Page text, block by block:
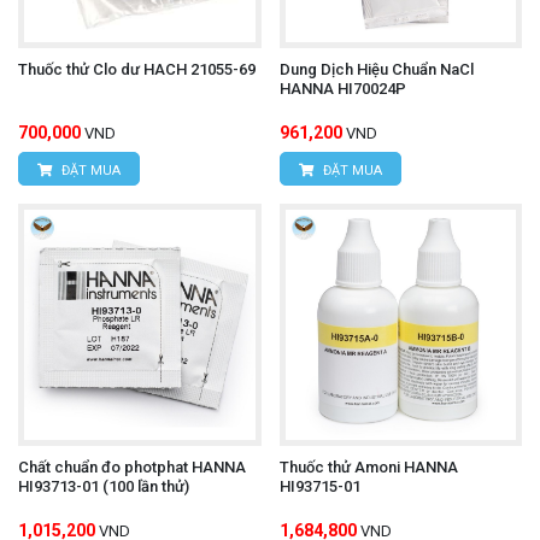
Thuốc thử Clo dư HACH 21055-69
700,000 VND
ĐẶT MUA
Dung Dịch Hiệu Chuẩn NaCl
HANNA HI70024P
961,200 VND
ĐẶT MUA
Chất chuẩn đo photphat HANNA
HI93713-01 (100 lần thử)
1,015,200 VND
Thuốc thử Amoni HANNA
HI93715-01
1,684,800 VND